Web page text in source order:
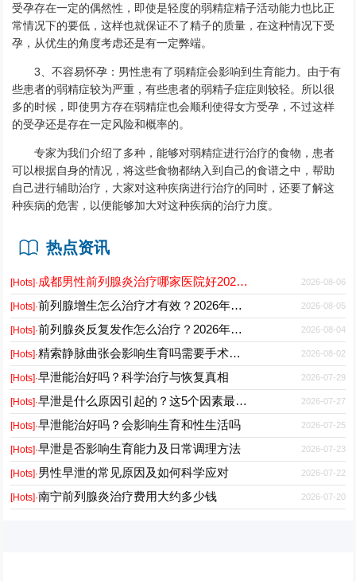
受孕存在一定的偶然性，即使是轻度的弱精症精子活动能力也比正
常情况下的要低，这样也就保证不了精子的质量，在这种情况下受
孕，从优生的角度考虑还是有一定弊端。
3、不容易怀孕：男性患有了弱精症会影响到生育能力。由于有
些患者的弱精症较为严重，有些患者的弱精子症症则较轻。所以很
多的时候，即使男方存在弱精症也会顺利使得女方受孕，不过这样
的受孕还是存在一定风险和概率的。
专家为我们介绍了多种，能够对弱精症进行治疗的食物，患者
可以根据自身的情况，将这些食物都纳入到自己的食谱之中，帮助
自己进行辅助治疗，大家对这种疾病进行治疗的同时，还要了解这
种疾病的危害，以便能够加大对这种疾病的治疗力度。
热点资讯
[Hots]·成都男性前列腺炎治疗哪家医院好2026正规男科专科推荐 2026-08-06
[Hots]·前列腺增生怎么治疗才有效？2026年最新诊疗方案与护理要点 2026-08-05
[Hots]·前列腺炎反复发作怎么治疗？2026年科学用药与日常护理指南 2026-08-04
[Hots]·精索静脉曲张会影响生育吗需要手术吗能自愈吗 2026-08-02
[Hots]·早泄能治好吗？科学治疗与恢复真相 2026-07-29
[Hots]·早泄是什么原因引起的？这5个因素最常见 2026-07-27
[Hots]·早泄能治好吗？会影响生育和性生活吗 2026-07-25
[Hots]·早泄是否影响生育能力及日常调理方法 2026-07-23
[Hots]·男性早泄的常见原因及如何科学应对 2026-07-22
[Hots]·南宁前列腺炎治疗费用大约多少钱 2026-07-20